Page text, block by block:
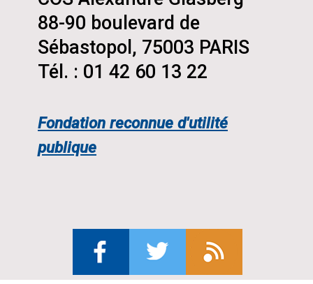
88-90 boulevard de
Sébastopol, 75003 PARIS
Tél. : 01 42 60 13 22
Fondation reconnue d'utilité
publique